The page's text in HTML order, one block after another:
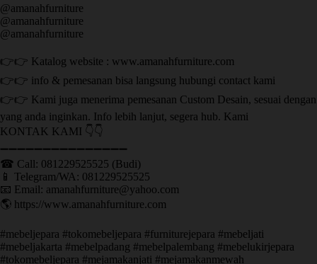
@amanahfurniture
@amanahfurniture
@amanahfurniture
👉👉 Katalog website : www.amanahfurniture.com
👉👉 info & pemesanan bisa langsung hubungi contact kami
👉👉 Kami juga menerima pemesanan Custom Desain, sesuai dengan
yang anda inginkan. Info lebih lanjut, segera hub. Kami
KONTAK KAMI 👇👇
➖➖➖➖➖➖➖➖➖➖➖➖➖➖➖ ㅤ
☎ Call: 081229525525 (Budi)
📱 Telegram/WA: 081229525525
📧 Email: amanahfurniture@yahoo.com
🌎 https://www.amanahfurniture.com
#mebeljepara #tokomebeljepara #furniturejepara #mebeljati
#mebeljakarta #mebelpadang #mebelpalembang #mebelukirjepara
#tokomebeljepara #mejamakanjati #mejamakanmewah